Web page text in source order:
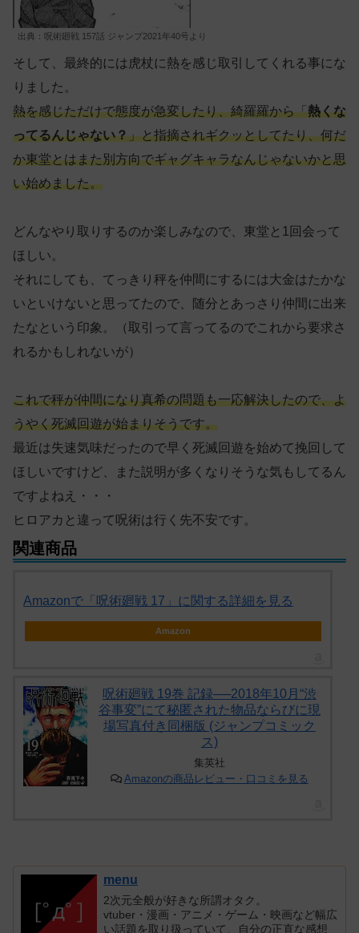
出典：呪術廻戦 157話 ジャンプ2021年40号より
そして、最終的には虎杖に熱を感じ取引してくれる事にな
りました。
熱を感じただけで態度が急変したり、綺羅羅から「熱くな
ってるんじゃない？」と指摘されギクッとしてたり、何だ
か東堂とはまた別方向でギャグキャラなんじゃないかと思
い始めました。
どんなやり取りするのか楽しみなので、東堂と1回会って
ほしい。
それにしても、てっきり秤を仲間にするには大金はたかな
いといけないと思ってたので、随分とあっさり仲間に出来
たなという印象。（取引って言ってるのでこれから要求さ
れるかもしれないが）
これで秤が仲間になり真希の問題も一応解決したので、よ
うやく死滅回遊が始まりそうです。
最近は失速気味だったので早く死滅回遊を始めて挽回して
ほしいですけど、また説明が多くなりそうな気もしてるん
ですよねえ・・・
ヒロアカと違って呪術は行く先不安です。
関連商品
Amazonで「呪術廻戦 17」に関する詳細を見る
Amazon
呪術廻戦 19巻 記録──2018年10月“渋
谷事変”にて秘匿された物品ならびに現
場写真付き同梱版 (ジャンプコミック
ス)
集英社
Amazonの商品レビュー・口コミを見る
menu
2次元全般が好きな所謂オタク。
vtuber・漫画・アニメ・ゲーム・映画など幅広
い話題を取り扱っていて、自分の正直な感想